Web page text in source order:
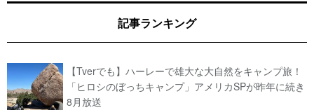
記事ランキング
【Tverでも】ハーレーで雄大な大自然をキャンプ旅！
「ヒロシのぼっちキャンプ」アメリカSPが昨年に続き
8月放送